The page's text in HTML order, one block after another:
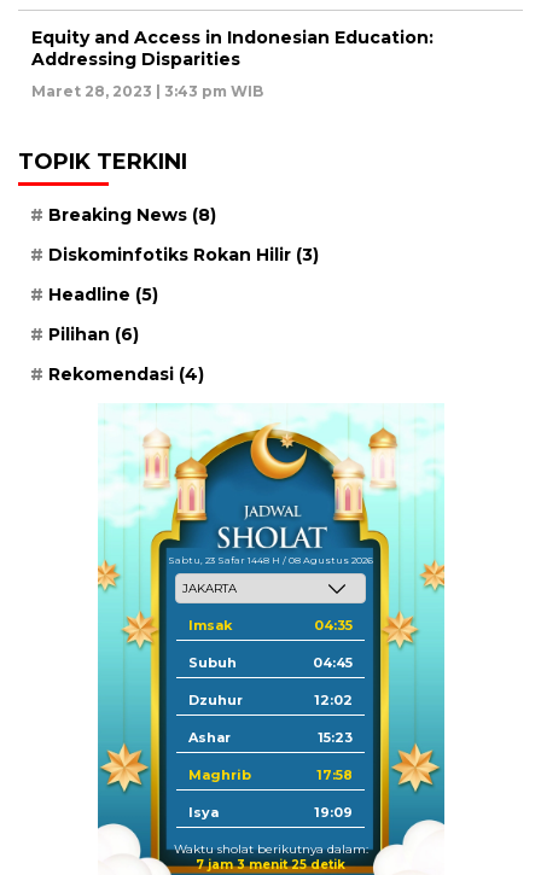
Equity and Access in Indonesian Education:
Addressing Disparities
Maret 28, 2023 | 3:43 pm WIB
TOPIK TERKINI
Breaking News (8)
Diskominfotiks Rokan Hilir (3)
Headline (5)
Pilihan (6)
Rekomendasi (4)
Sabtu, 23 Safar 1448 H / 08 Agustus 2026
Imsak 04:35
Subuh 04:45
Dzuhur 12:02
Ashar 15:23
Maghrib 17:58
Isya 19:09
Waktu sholat berikutnya dalam:
7 jam 3 menit 24 detik